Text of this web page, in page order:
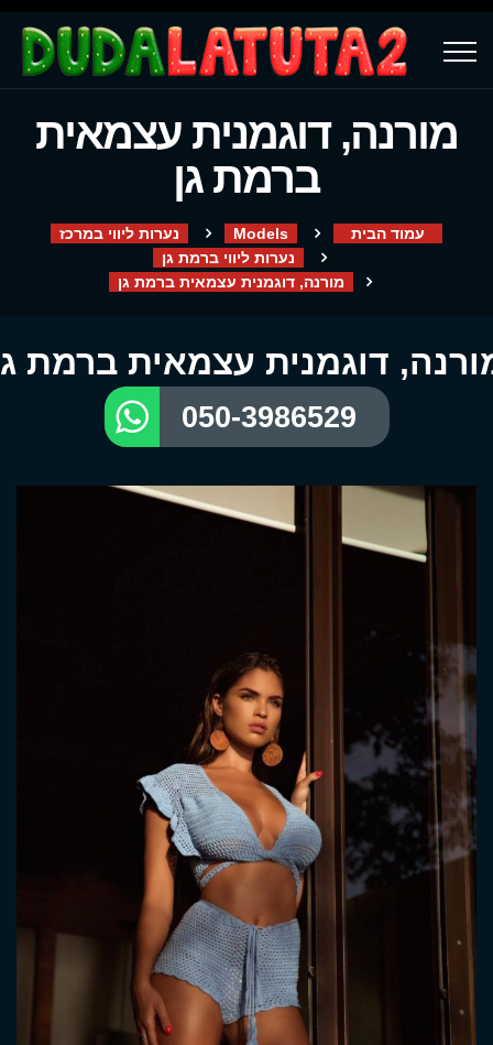
מורנה, דוגמנית עצמאית
ברמת גן
עמוד הבית Models
נערות ליווי במרכז
נערות ליווי ברמת גן
מורנה, דוגמנית עצמאית ברמת גן
דוגמנית עצמאית ברמת
050-3986529